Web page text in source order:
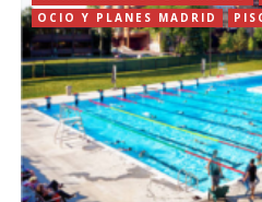
OCIO Y PLANES MADRID